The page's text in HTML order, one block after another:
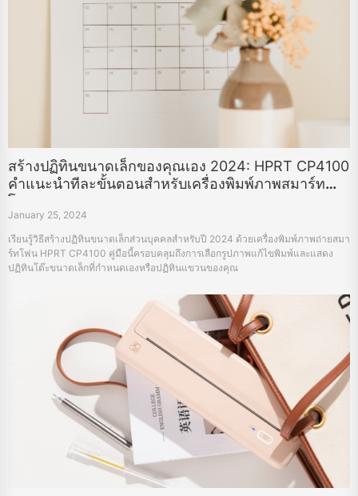
สร้างปฏิทินขนาดเล็กของคุณเอง 2024: HPRT CP4100
คำแนะนำทีละขั้นตอนสำหรับเครื่องพิมพ์ภาพสมาร์ท
โฟน
January 25, 2024
เรียนรู้วิธีสร้างปฏิทินขนาดเล็กส่วนบุคคลสำหรับปี 2024 ด้วยเครื่องพิมพ์ภาพถ่ายสมา
ร์ทโฟน HPRT CP4100 คู่มือนี้ครอบคลุมถึงการเลือกรูปภาพแก้ไขพิมพ์และแสดง
ปฏิทินโต๊ะขนาดเล็กที่กำหนดเองหรือปฏิทินแขวนของคุณ